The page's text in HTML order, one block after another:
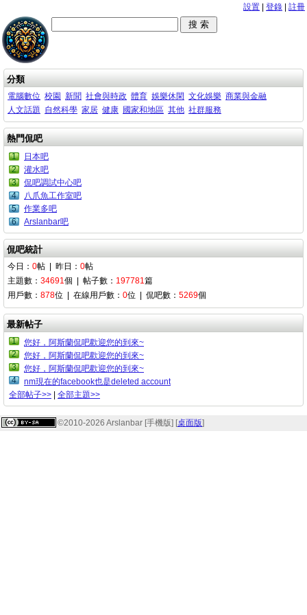
設置 登錄 註冊
分類
電腦數位 校園 新聞 社會與時政 體育 娛樂休閑 文化娛樂 商業與金融
人文話題 自然科學 家居 健康 國家和地區 其他 社群服務
熱門侃吧
1
日本吧
2
灌水吧
3
侃吧調試中心吧
4
八爪魚工作室吧
5
作業多吧
6
Arslanbar吧
侃吧統計
今日： 0帖 | 昨日： 0帖
主題數： 34691個 | 帖子數： 197781篇
用戶數： 878位 | 在線用戶數： 0位 | 侃吧數： 5269個
最新帖子
1
您好，阿斯蘭侃吧歡迎您的到來~
2
您好，阿斯蘭侃吧歡迎您的到來~
3
您好，阿斯蘭侃吧歡迎您的到來~
4
nm現在的facebook也是deleted account
全部帖子>>
全部主題>>
©2010-2026 Arslanbar [手機版] [桌面版]